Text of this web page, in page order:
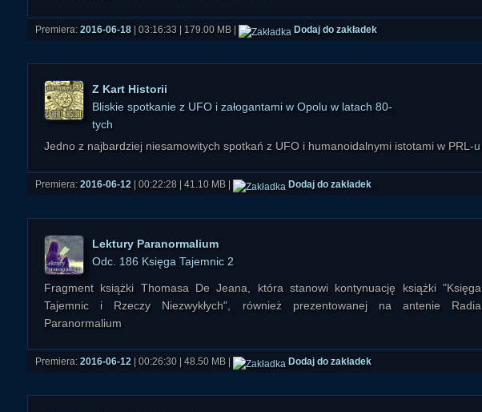
Premiera: 2016-06-18 | 03:16:33 | 179.00 MB | Dodaj do zakładek
Z Kart Historii
Bliskie spotkanie z UFO i załogantami w Opolu w latach 80-
tych
Jedno z najbardziej niesamowitych spotkań z UFO i humanoidalnymi istotami w PRL-u
Premiera: 2016-06-12 | 00:22:28 | 41.10 MB | Dodaj do zakładek
Lektury Paranormalium
Odc. 186 Księga Tajemnic 2
Fragment książki Thomasa De Jeana, która stanowi kontynuację książki "Księga
Tajemnic i Rzeczy Niezwykłych", również prezentowanej na antenie Radia
Paranormalium
Premiera: 2016-06-12 | 00:26:30 | 48.50 MB | Dodaj do zakładek